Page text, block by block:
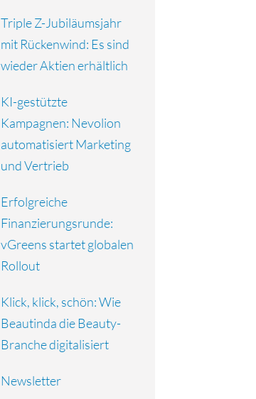
Triple Z-Jubiläumsjahr
mit Rückenwind: Es sind
wieder Aktien erhältlich
KI-gestützte
Kampagnen: Nevolion
automatisiert Marketing
und Vertrieb
Erfolgreiche
Finanzierungsrunde:
vGreens startet globalen
Rollout
Klick, klick, schön: Wie
Beautinda die Beauty-
Branche digitalisiert
Newsletter